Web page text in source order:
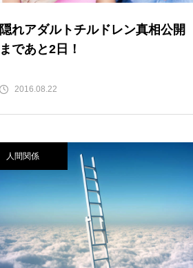
隠れアダルトチルドレン真相公開
まであと2日！
2016.08.22
人間関係